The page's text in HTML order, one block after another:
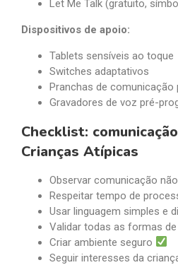
Let Me Talk (gratuito,
Dispositivos de apoio:
Tablets sensíveis ao toque
Switches adaptativos
Pranchas de comunicação
Gravadores de voz pré-
Checklist:
Crianças Atípicas
Observar comunicação
Respeitar tempo de
Usar linguagem simples e
Validar todas as formas
Criar ambiente seguro
Seguir interesses da